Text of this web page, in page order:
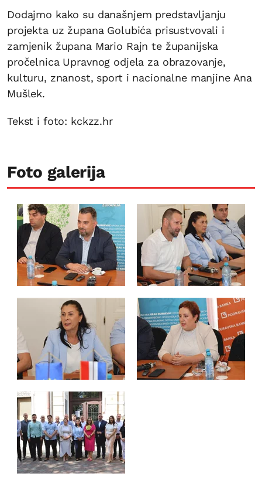
Dodajmo kako su današnjem predstavljanju
projekta uz župana Golubića prisustvovali i
zamjenik župana Mario Rajn te županijska
pročelnica Upravnog odjela za obrazovanje,
kulturu, znanost, sport i nacionalne manjine Ana
Mušlek.
Tekst i foto: kckzz.hr
Foto galerija